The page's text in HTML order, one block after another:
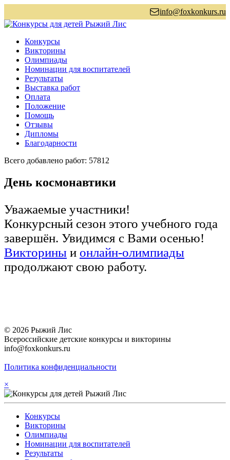
info@foxkonkurs.ru
Конкурсы
Викторины
Олимпиады
Номинации для воспитателей
Результаты
Выставка работ
Оплата
Положение
Помощь
Отзывы
Дипломы
Благодарности
Всего добавлено работ: 57812
День космонавтики
Уважаемые участники!
Конкурсный сезон этого учебного года
завершён. Увидимся с Вами осенью!
Викторины и онлайн-олимпиады
продолжают свою работу.
© 2026 Рыжий Лис
Всероссийские детские конкурсы и викторины
info@foxkonkurs.ru
Политика конфиденциальности
×
Конкурсы
Викторины
Олимпиады
Номинации для воспитателей
Результаты